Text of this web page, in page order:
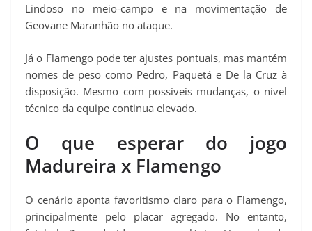
Lindoso no meio-campo e na movimentação de
Geovane Maranhão no ataque.
Já o Flamengo pode ter ajustes pontuais, mas mantém
nomes de peso como Pedro, Paquetá e De la Cruz à
disposição. Mesmo com possíveis mudanças, o nível
técnico da equipe continua elevado.
O que esperar do jogo
Madureira x Flamengo
O cenário aponta favoritismo claro para o Flamengo,
principalmente pelo placar agregado. No entanto,